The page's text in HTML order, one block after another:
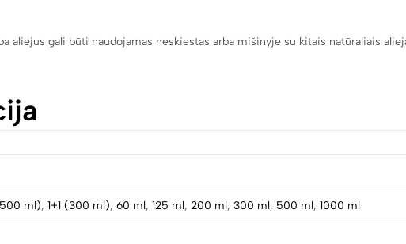
aliejus gali būti naudojamas neskiestas arba mišinyje su kitais natūraliais
ml), 1+1 (300 ml), 60 ml, 125 ml, 200 ml, 300 ml, 500 ml, 1000 ml